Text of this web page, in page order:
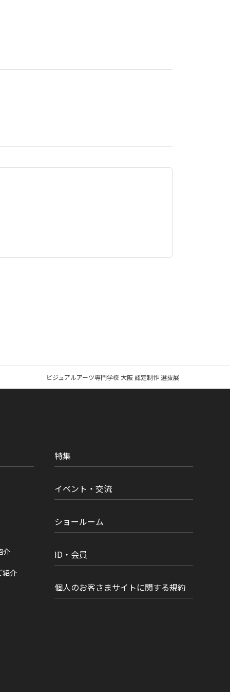
ビジュアルアーツ専門学校 大阪 認定制作 選抜展
介
紹介
特集
イベント・交流
ショールーム
ID・会員
個人のお客さまサイトに関する規約